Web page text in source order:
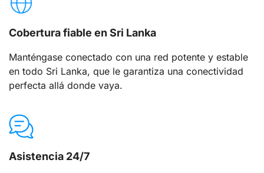
Cobertura fiable en Sri Lanka
Manténgase conectado con una red potente y estable
en todo Sri Lanka, que le garantiza una conectividad
perfecta allá donde vaya.
Asistencia 24/7